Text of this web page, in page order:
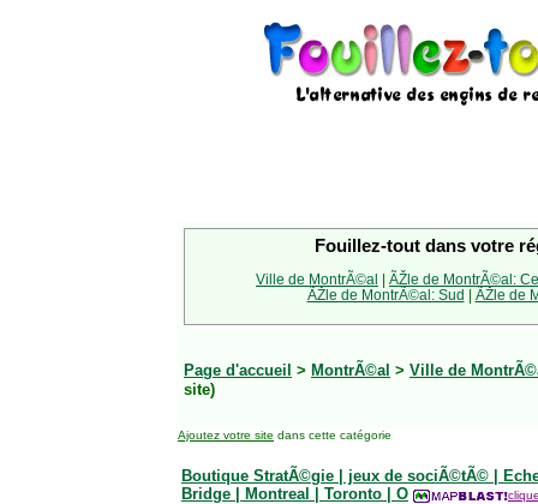
Fouillez-tout dans votre
Ville de MontrÃ©al | ÃŽle de MontrÃ©al:
ÃŽle de MontrÃ©al: Sud | ÃŽle de
Page d'accueil > MontrÃ©al > Ville de
site)
Ajoutez votre site dans cette catégorie
Boutique StratÃ©gie | jeux de sociÃ©tÃ© |
Bridge | Montreal | Toronto | O